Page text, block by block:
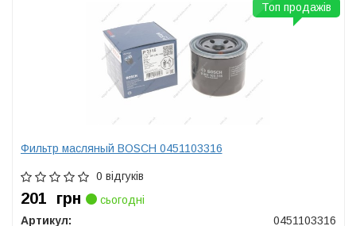
Фильтр масляный BOSCH 0451103316
0 відгуків
201 грн
сьогодні
Артикул:
0451103316
Топ продажів